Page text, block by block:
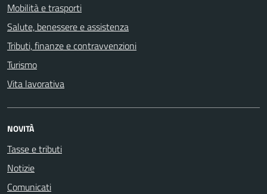
Mobilità e trasporti
Salute, benessere e assistenza
Tributi, finanze e contravvenzioni
Turismo
Vita lavorativa
NOVITÀ
Tasse e tributi
Notizie
Comunicati